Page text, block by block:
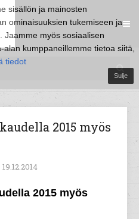
sisällön ja mainosten
ominaisuuksien tukemiseen ja
Jaamme myös sosiaalisen
kumppaneillemme tietoa siitä,
tiedot
Sulje
2015 myös
19.12.2014
2015 myös